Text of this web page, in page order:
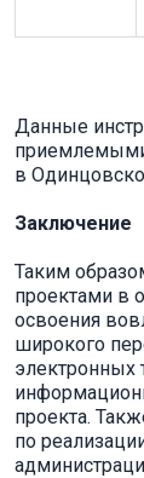
Данные
приемлемыми
в
Заключение
Таким
проектами в
освоения
широкого
электронных
проекта.
по